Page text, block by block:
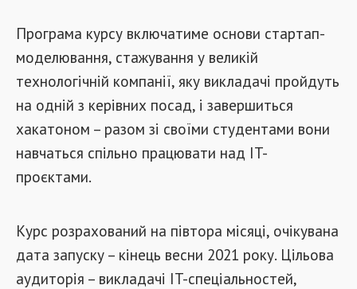
Програма курсу включатиме основи стартап-
моделювання, стажування у великій
технологічній компанії, яку викладачі пройдуть
на одній з керівних посад, і завершиться
хакатоном – разом зі своїми студентами вони
навчаться спільно працювати над IT-
проєктами.
Курс розрахований на півтора місяці, очікувана
дата запуску – кінець весни 2021 року. Цільова
аудиторія – викладачі IT-спеціальностей,